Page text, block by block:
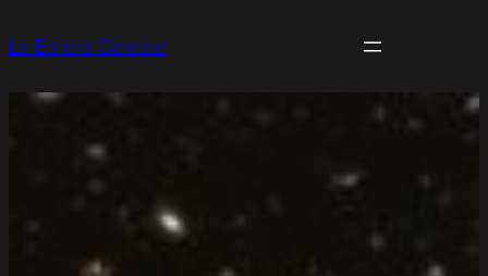
La Esfera Celeste